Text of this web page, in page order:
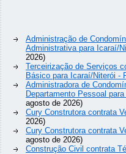
Administração de
Administrativa para Icaraí/
2026)
Terceirização de Serviços
Básico para Icaraí/Niterói -
Administradora de
Departamento Pessoal
agosto de 2026)
Cury Construtora contrata
2026)
Cury Construtora contrata
agosto de 2026)
Construção Civil contrata